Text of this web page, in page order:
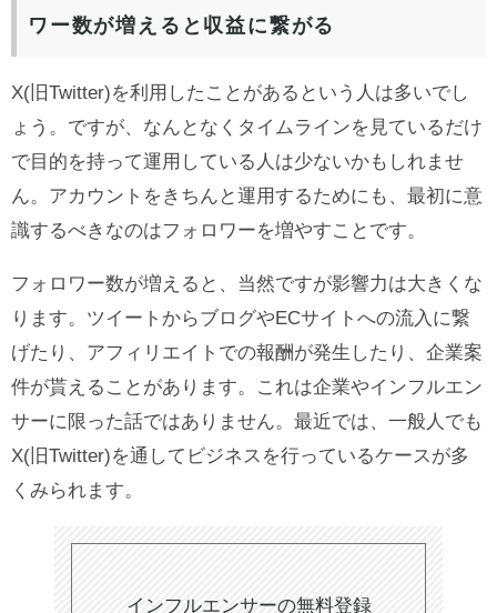
ワー数が増えると収益に繋がる
X(旧Twitter)を利用したことがあるという人は多いでし
ょう。ですが、なんとなくタイムラインを見ているだけ
で目的を持って運用している人は少ないかもしれませ
ん。アカウントをきちんと運用するためにも、最初に意
識するべきなのはフォロワーを増やすことです。
フォロワー数が増えると、当然ですが影響力は大きくな
ります。ツイートからブログやECサイトへの流入に繋
げたり、アフィリエイトでの報酬が発生したり、企業案
件が貰えることがあります。これは企業やインフルエン
サーに限った話ではありません。最近では、一般人でも
X(旧Twitter)を通してビジネスを行っているケースが多
くみられます。